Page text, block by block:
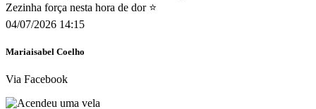
Zezinha força nesta hora de dor ⭐
04/07/2026 14:15
Mariaisabel Coelho
Via Facebook